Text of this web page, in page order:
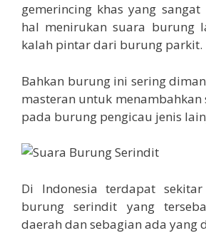
gemerincing khas yang
hal menirukan suara burung
kalah pintar dari burung parkit.
Bahkan burung ini sering
masteran untuk menambahkan
pada burung pengicau jenis
Di Indonesia terdapat
burung serindit yang
daerah dan sebagian ada yang